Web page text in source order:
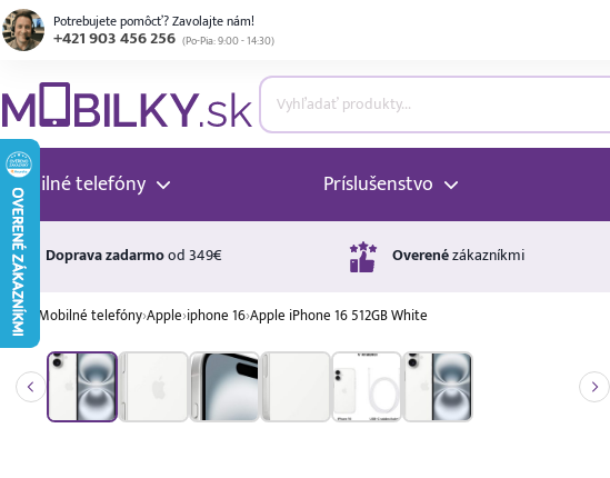
Potrebujete pomôcť? Zavolajte nám!
+421 903 456 256 (Po-Pia: 9:00 - 14:30)
Mobilné telefóny Príslušenstvo
Doprava zadarmood 349€ Overenézákazníkmi
Mobilné telefóny›Apple›iphone 16›Apple iPhone 16 512GB White
A A ↑
G
Úrok
17,99 %
p.a.